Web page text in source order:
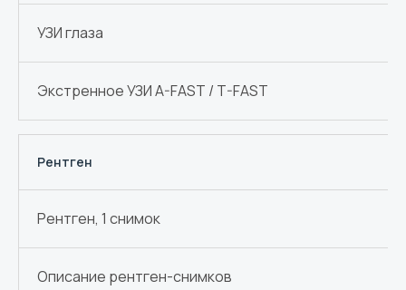
УЗИ глаза
Экстренное УЗИ A-FAST / T-FAST
Рентген
Рентген, 1 снимок
Описание рентген-снимков